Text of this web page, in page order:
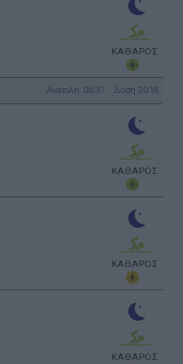
ΚΑΘΑΡΟΣ
Ανατολή: 06:37 - Δύση 20:18
ΚΑΘΑΡΟΣ
ΚΑΘΑΡΟΣ
ΚΑΘΑΡΟΣ